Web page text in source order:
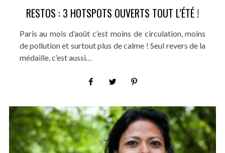
RESTOS : 3 HOTSPOTS OUVERTS TOUT L’ÉTÉ !
Paris au mois d’août c’est moins de circulation, moins
de pollution et surtout plus de calme ! Seul revers de la
médaille, c’est aussi…